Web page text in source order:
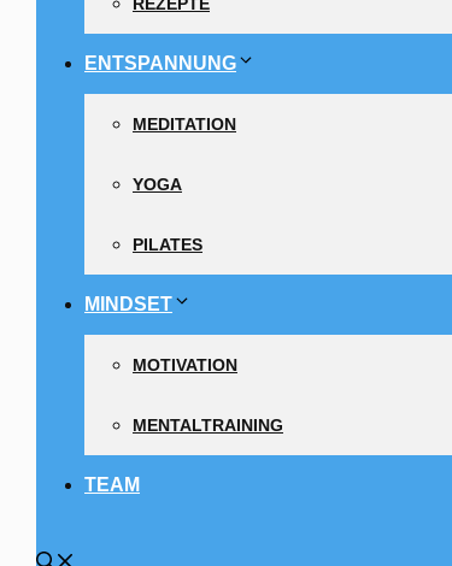
ENTSPANNUNG
MEDITATION
YOGA
PILATES
MINDSET
MOTIVATION
MENTALTRAINING
TEAM